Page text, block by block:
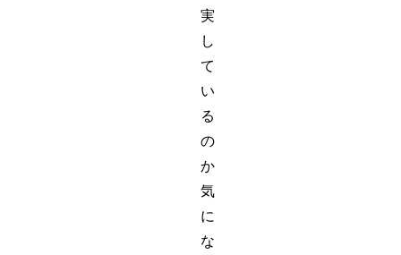
実
し
て
い
る
の
か
気
に
な